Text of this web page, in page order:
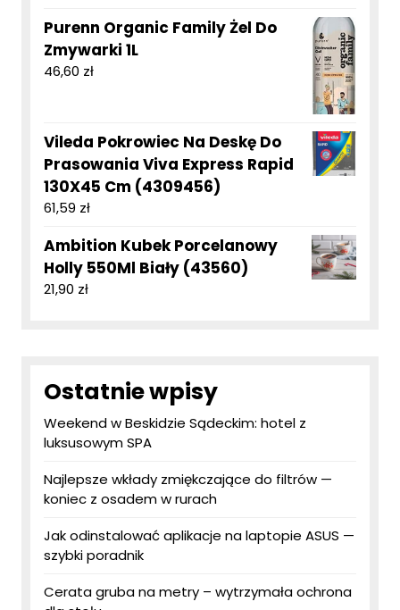
Purenn Organic Family Żel Do
Zmywarki 1L
46,60 zł
Vileda Pokrowiec Na Deskę Do
Prasowania Viva Express Rapid
130X45 Cm (4309456)
61,59 zł
Ambition Kubek Porcelanowy
Holly 550Ml Biały (43560)
21,90 zł
Ostatnie wpisy
Weekend w Beskidzie Sądeckim: hotel z
luksusowym SPA
Najlepsze wkłady zmiękczające do filtrów —
koniec z osadem w rurach
Jak odinstalować aplikacje na laptopie ASUS —
szybki poradnik
Cerata gruba na metry – wytrzymała ochrona